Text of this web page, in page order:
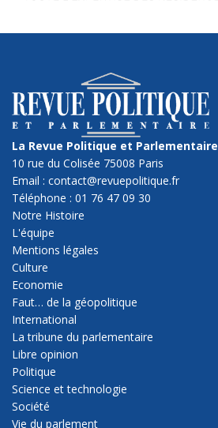
La Revue Politique et Parlementaire
10 rue du Colisée 75008 Paris
Email : contact@revuepolitique.fr
Téléphone : 01 76 47 09 30
Notre Histoire
L'équipe
Mentions légales
Culture
Economie
Faut… de la géopolitique
International
La tribune du parlementaire
Libre opinion
Politique
Science et technologie
Société
Vie du parlement